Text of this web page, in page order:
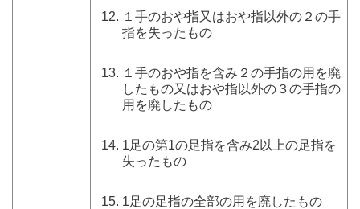
１手のおや指又はおや指以外の２の手
指を失ったもの
１手のおや指を含み２の手指の用を廃
したもの又はおや指以外の３の手指の
用を廃したもの
1足の第1の足指を含み2以上の足指を
失ったもの
1足の足指の全部の用を廃したもの